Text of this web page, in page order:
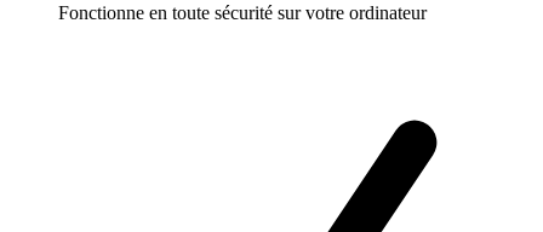
Fonctionne en toute sécurité sur votre ordinateur